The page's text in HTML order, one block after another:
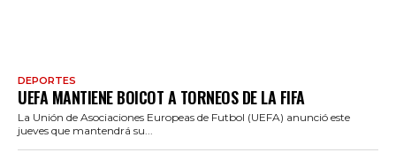
DEPORTES
UEFA MANTIENE BOICOT A TORNEOS DE LA FIFA
La Unión de Asociaciones Europeas de Futbol (UEFA) anunció este
jueves que mantendrá su...